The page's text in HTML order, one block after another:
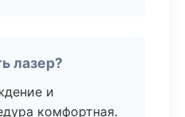
лазер?
и
комфортная.